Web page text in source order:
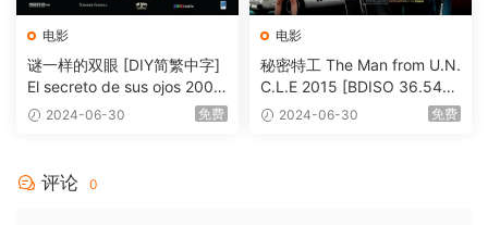
电影
谜一样的双眼 [DIY简繁中字]
El secreto de sus ojos 2009
1080p Blu-ray AVC DTS-HD
2024-06-30 免费
电影
秘密特工 The Man from U.N.
C.L.E 2015 [BDISO 36.54G
B] 2024-06-30 免费
评论 0